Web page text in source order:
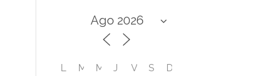
L M M J V S D